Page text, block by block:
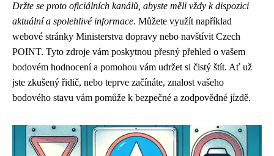
Držte se proto oficiálních kanálů, abyste měli vždy k dispozici
aktuální a spolehlivé informace. Můžete využít například
webové stránky Ministerstva dopravy nebo navštívit Czech
POINT. Tyto zdroje vám poskytnou přesný přehled o vašem
bodovém hodnocení a pomohou vám udržet si čistý štít. Ať už
jste zkušený řidič, nebo teprve začínáte, znalost vašeho
bodového stavu vám pomůže k bezpečné a zodpovědné jízdě.